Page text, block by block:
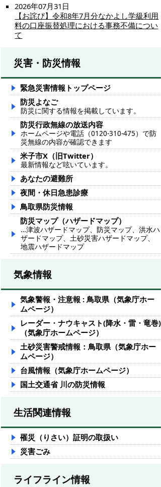
2026年07月31日
【お詫び】令和8年7月分なかよし学級利用
料の口座振替処理における事務不備につい
て
災害・防災情報
緊急災害情報トップページ
防災よなご
防災に関する情報を掲載しています。
防災行政無線の放送内容
ホームページや電話（0120-310-475）で防
災無線の内容が確認できます
米子市X（旧Twitter）
最新情報など呟いています。
あなたの避難所
夜間・休日急患診療
鳥取県防災情報
防災マップ（ハザードマップ）
…津波ハザードマップ、防災マップ、洪水ハ
ザードマップ、土砂災害ハザードマップ、
地震ハザードマップ
気象情報
気象警報・注意報 : 鳥取県（気象庁ホー
ムページ）
レーダー・ナウキャスト(降水・雷・竜巻)
（気象庁ホームページ）
土砂災害警戒情報：鳥取県（気象庁ホー
ムページ）
台風情報（気象庁ホームページ）
国土交通省 川の防災情報
生活関連情報
罹災（りさい）証明の取扱い
災害ごみ
ライフライン情報